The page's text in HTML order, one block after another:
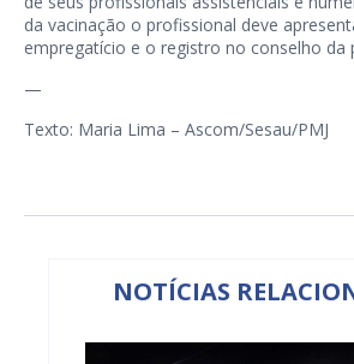
da vacinação o profissional deve
empregatício e o registro no conselho da
—
Texto: Maria Lima – Ascom/Sesau/PMJ
NOTÍCIAS